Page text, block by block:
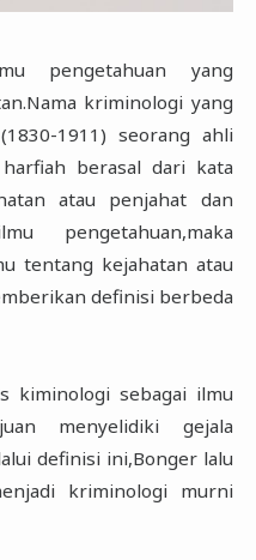
pengetahuan yang
kriminologi yang
1911) seorang ahli
berasal dari kata
atau penjahat dan
pengetahuan,maka
tentang kejahatan atau
definisi berbeda
kiminologi sebagai ilmu
menyelidiki gejala
definisi ini,Bonger lalu
kriminologi murni